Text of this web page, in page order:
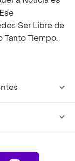
Ser Libre de
Tanto Tiempo.